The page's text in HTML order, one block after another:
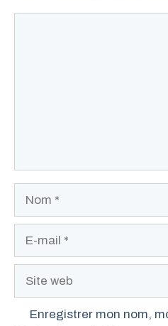
Site
Enregistrer mon nom,